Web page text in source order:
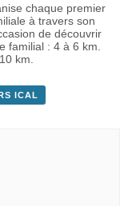
chaque premier
à travers son
de découvrir
familial : 4 à 6 km.
km.
ICAL